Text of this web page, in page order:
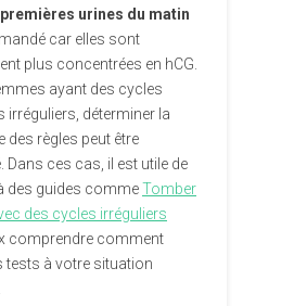
premières urines du matin
car elles sont
plus concentrées en hCG.
ayant des cycles
irréguliers, déterminer la
des règles peut être
Dans ces cas, il est utile de
des guides commeTomber
des cycles irréguliers
comprendre comment
tests à votre situation